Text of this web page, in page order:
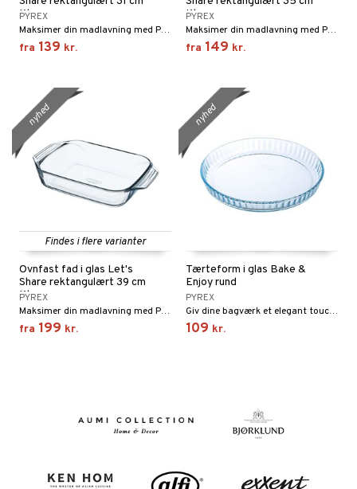
Klar
PYREX
Maksimer din madlavning med Pyrex® Ovnform Let’s Share.
fra 139 kr.
Klar
PYREX
Maksimer din madlavning med Pyrex® Ovnform Let’s Share.
fra 149 kr.
Findes i flere varianter
Ovnfast fad i glas Let's
Share rektangulært 39 cm
Klar
PYREX
Maksimer din madlavning med Pyrex® Ovnform Let’s Share.
fra 199 kr.
nyhed
Tærteform i glas Bake &
Enjoy rund
PYREX
Giv dine bagværk et elegant touch med Pyrex® Tærteform Iconics.
109 kr.
nyhed